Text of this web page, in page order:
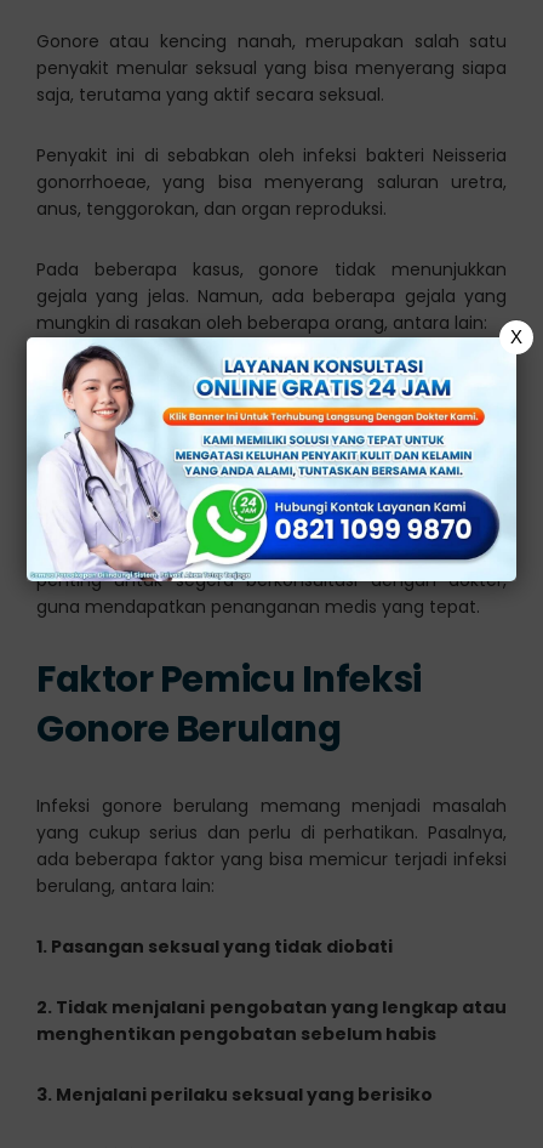
Gonore atau kencing nanah, merupakan salah satu
penyakit menular seksual yang bisa menyerang siapa
saja, terutama yang aktif secara seksual.
Penyakit ini di sebabkan oleh infeksi bakteri Neisseria
gonorrhoeae, yang bisa menyerang saluran uretra,
anus, tenggorokan, dan organ reproduksi.
Pada beberapa kasus, gonore tidak menunjukkan
gejala yang jelas. Namun, ada beberapa gejala yang
mungkin di rasakan oleh beberapa orang, antara lain:
Keluar cairan abnormal dari kemaluan atau
keputihan abnormal
Nyeri saat buang air kecil
Perdarahan di luar siklus menstruasi
Nyeri pada testis
Nyeri panggul
Jika mengalami gejala infeksi gonore tersebut, sangat
penting untuk segera berkonsultasi dengan dokter,
guna mendapatkan penanganan medis yang tepat.
Faktor Pemicu Infeksi
Gonore Berulang
Infeksi gonore berulang memang menjadi masalah
yang cukup serius dan perlu di perhatikan. Pasalnya,
ada beberapa faktor yang bisa memicur terjadi infeksi
berulang, antara lain:
1. Pasangan seksual yang tidak diobati
2. Tidak menjalani pengobatan yang lengkap atau
menghentikan pengobatan sebelum habis
3. Menjalani perilaku seksual yang berisiko
X